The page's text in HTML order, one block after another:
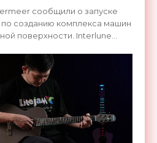
сообщили о запуске
созданию комплекса машин
поверхности. Interlune